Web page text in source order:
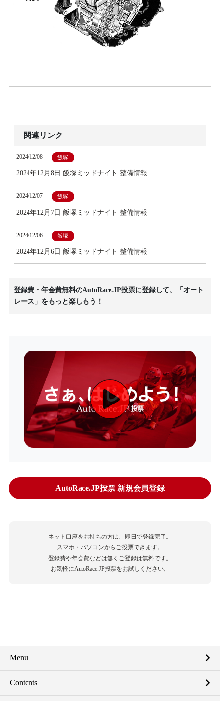
関連リンク
2024/12/08 飯塚
2024年12月8日 飯塚ミッドナイト 整備情報
2024/12/07 飯塚
2024年12月7日 飯塚ミッドナイト 整備情報
2024/12/06 飯塚
2024年12月6日 飯塚ミッドナイト 整備情報
登録費・年会費無料のAutoRace.JP投票に登録して、「オート
レース」をもっと楽しもう！
AutoRace.JP投票 新規会員登録
ネット口座をお持ちの方は、即日で登録完了。
スマホ・パソコンからご投票できます。
登録費や年会費などは無くご登録は無料です。
お気軽にAutoRace.JP投票をお試しください。
Menu
Contents